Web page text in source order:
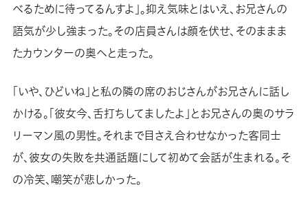
べるために待ってるんすよ」。抑え気味とはいえ、お兄さんの
語気が少し強まった。その店員さんは顔を伏せ、そのままま
たカウンターの奥へと走った。
「いや、ひどいね」と私の隣の席のおじさんがお兄さんに話し
かける。「彼女今、舌打ちしてましたよ」とお兄さんの奥のサラ
リーマン風の男性。それまで目さえ合わせなかった客同士
が、彼女の失敗を共通話題にして初めて会話が生まれる。そ
の冷笑、嘲笑が悲しかった。